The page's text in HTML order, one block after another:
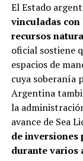
El Estado
vinculadas
recursos
oficial sostiene
espacios de
cuya soberanía
Argentina
la
avance de Sea
de inversiones
durante varios